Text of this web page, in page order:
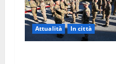
Attualità In città